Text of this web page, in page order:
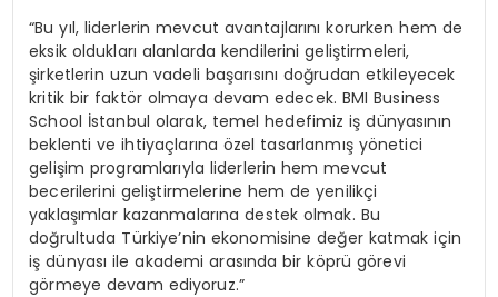
“Bu yıl, liderlerin mevcut avantajlarını korurken hem de
eksik oldukları alanlarda kendilerini geliştirmeleri,
şirketlerin uzun vadeli başarısını doğrudan etkileyecek
kritik bir faktör olmaya devam edecek. BMI Business
School İstanbul olarak, temel hedefimiz iş dünyasının
beklenti ve ihtiyaçlarına özel tasarlanmış yönetici
gelişim programlarıyla liderlerin hem mevcut
becerilerini geliştirmelerine hem de yenilikçi
yaklaşımlar kazanmalarına destek olmak. Bu
doğrultuda Türkiye’nin ekonomisine değer katmak için
iş dünyası ile akademi arasında bir köprü görevi
görmeye devam ediyoruz.”